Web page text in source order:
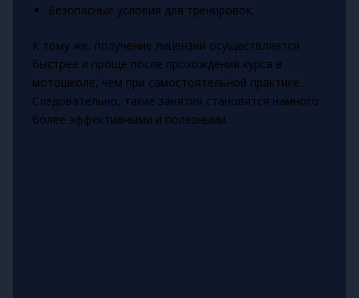
Безопасные условия для тренировок.
К тому же, получение лицензии осуществляется
быстрее и проще после прохождения курса в
мотошколе, чем при самостоятельной практике.
Следовательно, такие занятия становятся намного
более эффективными и полезными.